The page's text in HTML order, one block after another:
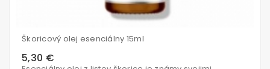
Škoricový olej esenciálny 15ml
5,30 €